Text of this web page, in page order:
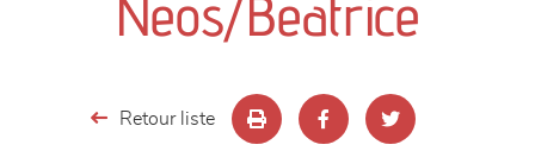
meubles de complément
Neos/Beatrice
Retour liste